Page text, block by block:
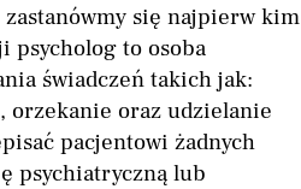
się najpierw kim
psycholog to osoba
świadczeń takich jak:
orzekanie oraz udzielanie
pacjentowi żadnych
psychiatryczną lub